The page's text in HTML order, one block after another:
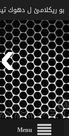
بو ريكلامێ ل دهوك تیڤی -
Menu